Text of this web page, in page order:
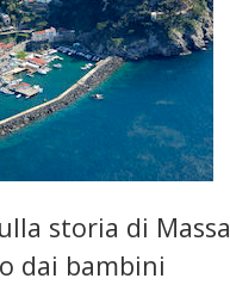
storia di Massa
dai bambini